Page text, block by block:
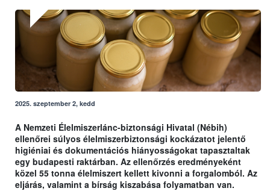
2025. szeptember 2, kedd
A Nemzeti Élelmiszerlánc-biztonsági Hivatal (Nébih)
ellenőrei súlyos élelmiszerbiztonsági kockázatot jelentő
higiéniai és dokumentációs hiányosságokat tapasztaltak
egy budapesti raktárban. Az ellenőrzés eredményeként
közel 55 tonna élelmiszert kellett kivonni a forgalomból. Az
eljárás, valamint a bírság kiszabása folyamatban van.